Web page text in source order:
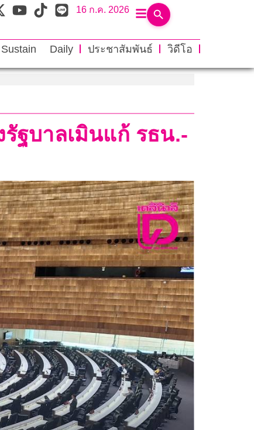
16 ก.ค. 2026
Sustain Daily ประชาสัมพันธ์
วิดีโอ
ฐบาลเมินแก้ รธน.-